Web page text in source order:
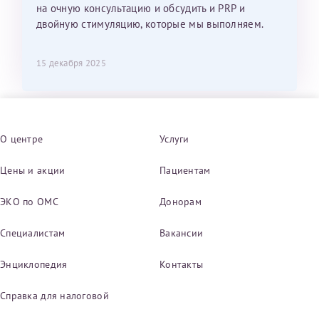
на очную консультацию и обсудить и PRP и
двойную стимуляцию, которые мы выполняем.
15 декабря 2025
О центре Услуги
Цены и акции Пациентам
ЭКО по ОМС Донорам
Специалистам Вакансии
Энциклопедия Контакты
Справка для налоговой